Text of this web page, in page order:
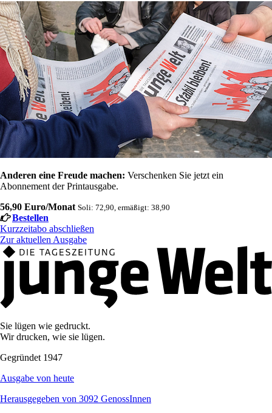
Anderen eine Freude machen: Verschenken Sie jetzt ein
Abonnement der Printausgabe.
56,90 Euro/Monat Soli: 72,90, ermäßigt: 38,90
Bestellen
Kurzzeitabo abschließen
Zur aktuellen Ausgabe
Sie lügen wie gedruckt.
Wir drucken, wie sie lügen.
Gegründet 1947
Ausgabe von heute
Herausgegeben von 3092 GenossInnen